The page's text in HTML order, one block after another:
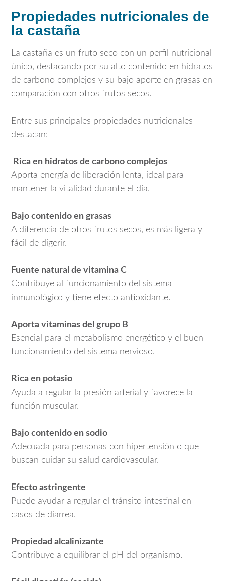
Propiedades nutricionales de
la castaña
La castaña es un fruto seco con un perfil nutricional
único, destacando por su alto contenido en hidratos
de carbono complejos y su bajo aporte en grasas en
comparación con otros frutos secos.
Entre sus principales propiedades nutricionales
destacan:
Rica en hidratos de carbono complejos
Aporta energía de liberación lenta, ideal para
mantener la vitalidad durante el día.
Bajo contenido en grasas
A diferencia de otros frutos secos, es más ligera y
fácil de digerir.
Fuente natural de vitamina C
Contribuye al funcionamiento del sistema
inmunológico y tiene efecto antioxidante.
Aporta vitaminas del grupo B
Esencial para el metabolismo energético y el buen
funcionamiento del sistema nervioso.
Rica en potasio
Ayuda a regular la presión arterial y favorece la
función muscular.
Bajo contenido en sodio
Adecuada para personas con hipertensión o que
buscan cuidar su salud cardiovascular.
Efecto astringente
Puede ayudar a regular el tránsito intestinal en
casos de diarrea.
Propiedad alcalinizante
Contribuye a equilibrar el pH del organismo.